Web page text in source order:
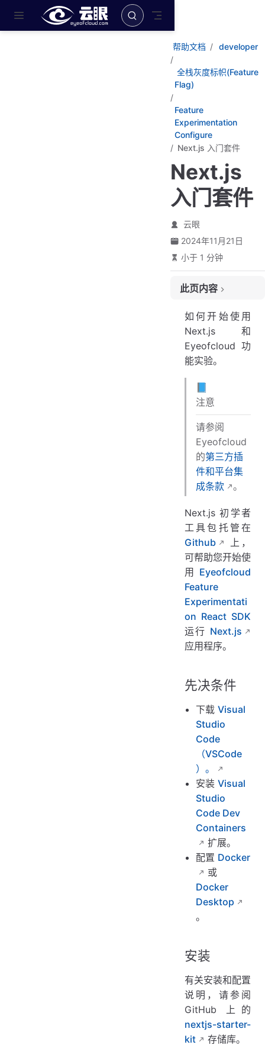
跳至主要內容
帮助文档 developer
全栈灰度标帜(Feature
Flag)
Feature
Experimentation
Configure
Next.js 入门套件
Next.js
入门套件
云眼
2024年11月21日
小于 1 分钟
此页内容
安装
如何开始使用
Next.js 和
Eyeofcloud 功
能实验。
📘
注意
请参阅
Eyeofcloud
的第三方插
件和平台集
成条款
。
Next.js 初学者
工具包托管在
Github
上，
可帮助您开始使
用 Eyeofcloud
Feature
Experimentati
on React SDK
运行 Next.js
应用程序。
先决条件
下载Visual
Studio
Code
（VSCode
）。
安装Visual
Studio
Code Dev
Containers
扩展。
配置 Docker
或
Docker
Desktop
。
安装
有关安装和配置
说明，请参阅
GitHub 上的
nextjs-starter-
kit
存储库。